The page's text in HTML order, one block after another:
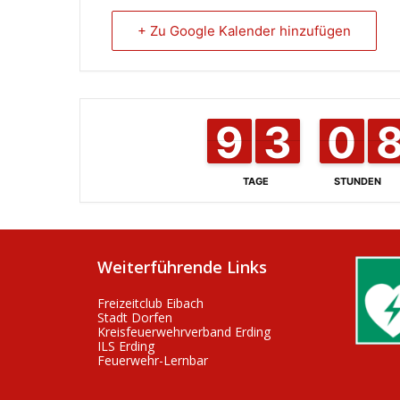
+ Zu Google Kalender hinzufügen
TAGE
8
8
9
9 2
2
3
3
STUNDEN
9
9
0
0
Weiterführende Links
Freizeitclub Eibach
Stadt Dorfen
Kreisfeuerwehrverband Erding
ILS Erding
Feuerwehr-Lernbar